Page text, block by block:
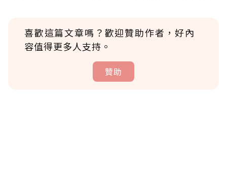
喜歡這篇文章嗎？歡迎贊助作者，好內
容值得更多人支持。
贊助